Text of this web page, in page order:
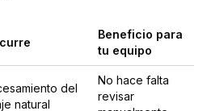
Beneficio para
tu equipo
del
natural
No hace falta
revisar